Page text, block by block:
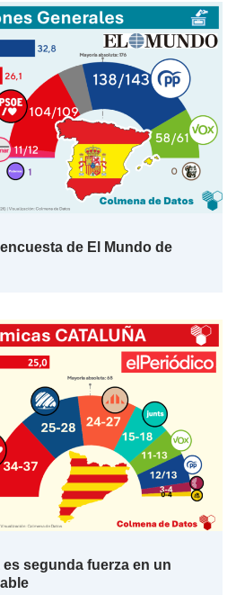
de El Mundo de
segunda fuerza en un